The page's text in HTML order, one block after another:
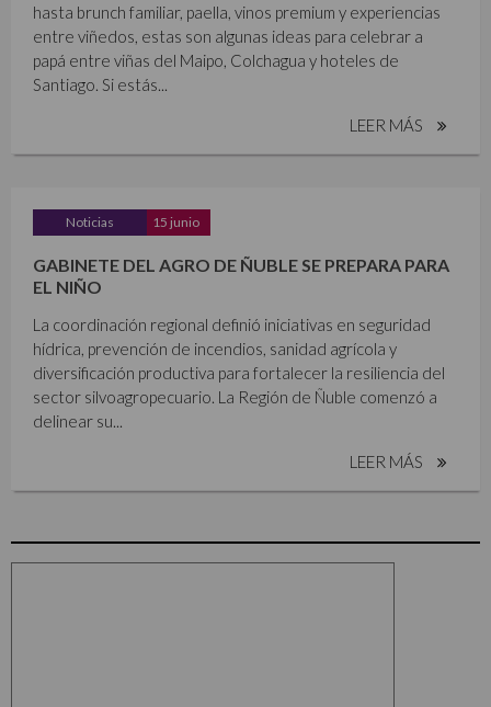
hasta brunch familiar, paella, vinos premium y experiencias
entre viñedos, estas son algunas ideas para celebrar a
papá entre viñas del Maipo, Colchagua y hoteles de
Santiago. Si estás...
LEER MÁS
Noticias 15 junio
GABINETE DEL AGRO DE ÑUBLE SE PREPARA PARA
EL NIÑO
La coordinación regional definió iniciativas en seguridad
hídrica, prevención de incendios, sanidad agrícola y
diversificación productiva para fortalecer la resiliencia del
sector silvoagropecuario. La Región de Ñuble comenzó a
delinear su...
LEER MÁS